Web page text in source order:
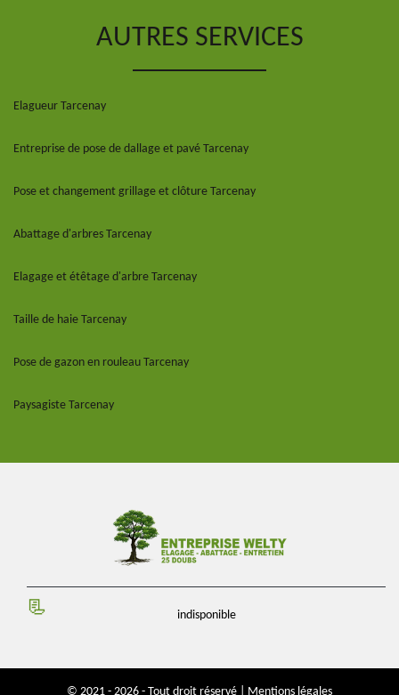
AUTRES SERVICES
Elagueur Tarcenay
Entreprise de pose de dallage et pavé Tarcenay
Pose et changement grillage et clôture Tarcenay
Abattage d'arbres Tarcenay
Elagage et étêtage d'arbre Tarcenay
Taille de haie Tarcenay
Pose de gazon en rouleau Tarcenay
Paysagiste Tarcenay
indisponible
© 2021 - 2026 - Tout droit réservé | Mentions légales